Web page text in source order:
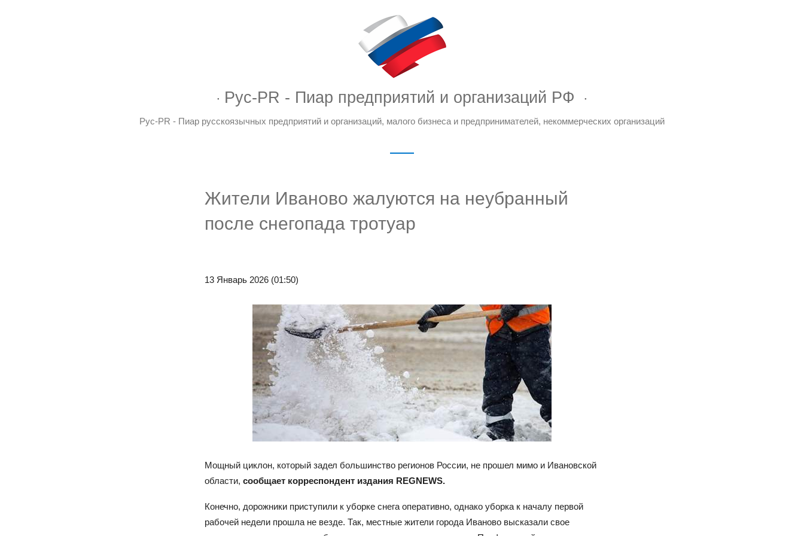
Рус-PR - Пиар предприятий и организаций РФ
Рус-PR - Пиар русскоязычных предприятий и организаций, малого бизнеса и предпринимателей, некоммерческих организаций
Жители Иваново жалуются на неубранный
после снегопада тротуар
13 Январь 2026 (01:50)
Мощный циклон, который задел большинство регионов России, не прошел мимо и Ивановской
области, сообщает корреспондент издания REGNEWS.
Конечно, дорожники приступили к уборке снега оперативно, однако уборка к началу первой
рабочей недели прошла не везде. Так, местные жители города Иваново высказали свое